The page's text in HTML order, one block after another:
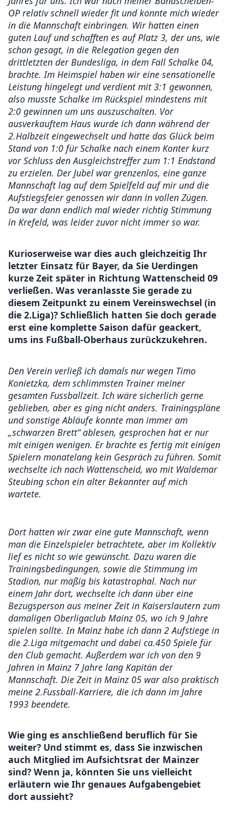
OP relativ schnell wieder fit und konnte mich wieder
in die Mannschaft einbringen. Wir hatten einen
guten Lauf und schafften es auf Platz 3, der uns, wie
schon gesagt, in die Relegation gegen den
drittletzten der Bundesliga, in dem Fall Schalke 04,
brachte. Im Heimspiel haben wir eine sensationelle
Leistung hingelegt und verdient mit 3:1 gewonnen,
also musste Schalke im Rückspiel mindestens mit
2:0 gewinnen um uns auszuschalten. Vor
ausverkauftem Haus wurde ich dann während der
2.Halbzeit eingewechselt und hatte das Glück beim
Stand von 1:0 für Schalke nach einem Konter kurz
vor Schluss den Ausgleichstreffer zum 1:1 Endstand
zu erzielen. Der Jubel war grenzenlos, eine ganze
Mannschaft lag auf dem Spielfeld auf mir und die
Aufstiegsfeier genossen wir dann in vollen Zügen.
Da war dann endlich mal wieder richtig Stimmung
in Krefeld, was leider zuvor nicht immer so war.
Kurioserweise war dies auch gleichzeitig Ihr
letzter Einsatz für Bayer, da Sie Uerdingen
kurze Zeit später in Richtung Wattenscheid 09
verließen. Was veranlasste Sie gerade zu
diesem Zeitpunkt zu einem Vereinswechsel (in
die 2.Liga)? Schließlich hatten Sie doch gerade
erst eine komplette Saison dafür geackert,
ums ins Fußball-Oberhaus zurückzukehren.
Den Verein verließ ich damals nur wegen Timo
Konietzka, dem schlimmsten Trainer meiner
gesamten Fussballzeit. Ich wäre sicherlich gerne
geblieben, aber es ging nicht anders. Trainingspläne
und sonstige Abläufe konnte man immer am
„schwarzen Brett“ ablesen, gesprochen hat er nur
mit einigen wenigen. Er brachte es fertig mit einigen
Spielern monatelang kein Gespräch zu führen. Somit
wechselte ich nach Wattenscheid, wo mit Waldemar
Steubing schon ein alter Bekannter auf mich
wartete.
Dort hatten wir zwar eine gute Mannschaft, wenn
man die Einzelspieler betrachtete, aber im Kollektiv
lief es nicht so wie gewünscht. Dazu waren die
Trainingsbedingungen, sowie die Stimmung im
Stadion, nur mäßig bis katastrophal. Nach nur
einem Jahr dort, wechselte ich dann über eine
Bezugsperson aus meiner Zeit in Kaiserslautern zum
damaligen Oberligaclub Mainz 05, wo ich 9 Jahre
spielen sollte. In Mainz habe ich dann 2 Aufstiege in
die 2.Liga mitgemacht und dabei ca.450 Spiele für
den Club gemacht. Außerdem war ich von den 9
Jahren in Mainz 7 Jahre lang Kapitän der
Mannschaft. Die Zeit in Mainz 05 war also praktisch
meine 2.Fussball-Karriere, die ich dann im Jahre
1993 beendete.
Wie ging es anschließend beruflich für Sie
weiter? Und stimmt es, dass Sie inzwischen
auch Mitglied im Aufsichtsrat der Mainzer
sind? Wenn ja, könnten Sie uns vielleicht
erläutern wie Ihr genaues Aufgabengebiet
dort aussieht?